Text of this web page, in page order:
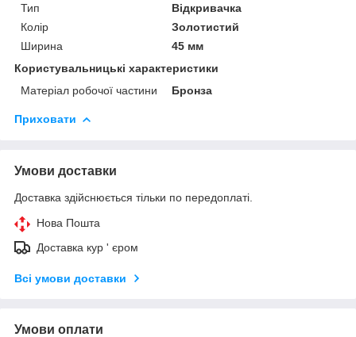
Тип
Відкривачка
Колір
Золотистий
Ширина
45 мм
Користувальницькі характеристики
Матеріал робочої частини
Бронза
Приховати
Умови доставки
Доставка здійснюється тільки по передоплаті.
Нова Пошта
Доставка кур ' єром
Всі умови доставки
Умови оплати